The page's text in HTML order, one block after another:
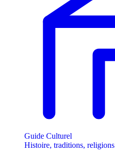
Guide Culturel
Histoire, traditions, religions